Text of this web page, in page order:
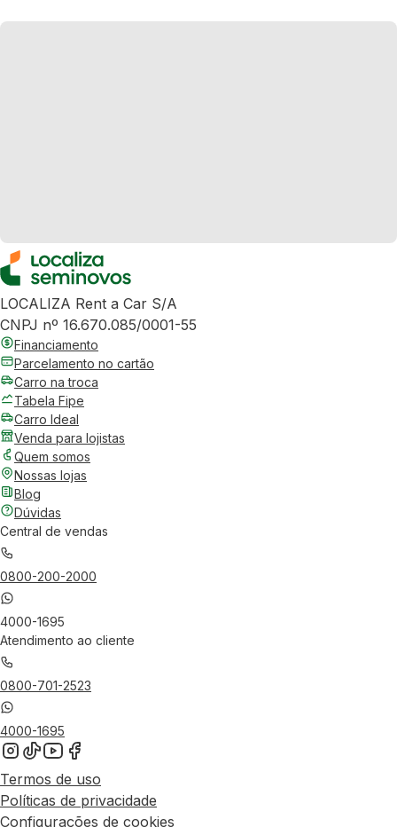
LOCALIZA Rent a Car S/A
CNPJ nº 16.670.085/0001-55
Financiamento
Parcelamento no cartão
Carro na troca
Tabela Fipe
Carro Ideal
Venda para lojistas
Quem somos
Nossas lojas
Blog
Dúvidas
Central de vendas
0800-200-2000
4000-1695
Atendimento ao cliente
0800-701-2523
4000-1695
Termos de uso
Políticas de privacidade
Configurações de cookies